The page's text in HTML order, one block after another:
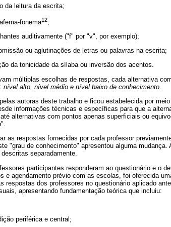
da leitura da escrita;
fonema12;
auditivamente ("f" por "v", por exemplo);
ou aglutinações de letras ou palavras na escrita;
da tonicidade da sílaba ou inversão dos acentos.
múltiplas escolhas de respostas, cada alternativa
nível alto, nível médio e nível baixo de conhecimento.
autoras deste trabalho e ficou estabelecida por
informações técnicas e específicas para que a
alternativas com pontos apenas superficiais ou
as respostas fornecidas por cada professor
"grau de conhecimento" apresentou alguma
separadamente.
participantes responderam ao questionário e o
e agendamento prévio com as escolas, foi oferecida
respostas dos professores no questionário aplicado
apresentando fundamentação teórica que incluiu:
periférica e central;